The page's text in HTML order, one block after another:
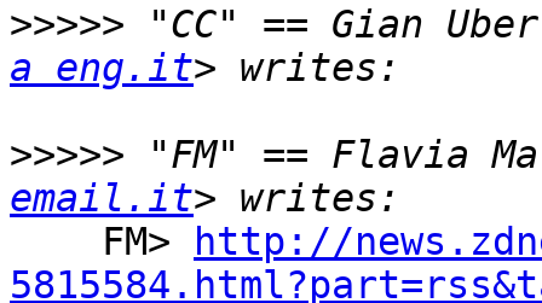
>>>>> "CC" == Gian
a eng.it
>>>>> "FM" == Flavia
email.it
    FM>
http://